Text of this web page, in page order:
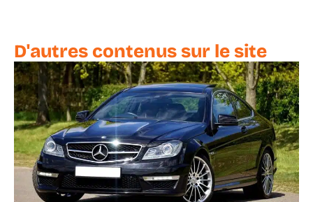
D'autres contenus sur le site